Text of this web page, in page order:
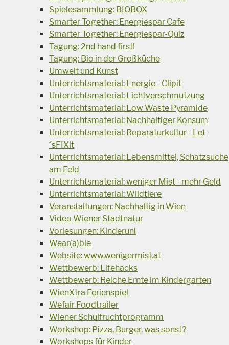
Spielesammlung: BIOBOX
Smarter Together: Energiespar Cafe
Smarter Together: Energiespar-Quiz
Tagung: 2nd hand first!
Tagung: Bio in der Großküche
Umwelt und Kunst
Unterrichtsmaterial: Energie - Clipit
Unterrichtsmaterial: Lichtverschmutzung
Unterrichtsmaterial: Low Waste Pyramide
Unterrichtsmaterial: Nachhaltiger Konsum
Unterrichtsmaterial: Reparaturkultur - Let
´sFIXit
Unterrichtsmaterial: Lebensmittel, Schatzsuche
am Feld
Unterrichtsmaterial: weniger Mist - mehr Geld
Unterrichtsmaterial: Wildtiere
Veranstaltungen: Nachhaltig in Wien
Video Wiener Stadtnatur
Vorlesungen: Kinderuni
Wear(a)ble
Website: www.wenigermist.at
Wettbewerb: Lifehacks
Wettbewerb: Reiche Ernte im Kindergarten
WienXtra Ferienspiel
Wefair Foodtrailer
Wiener Schulfruchtprogramm
Workshop: Pizza, Burger, was sonst?
Workshops für Kinder